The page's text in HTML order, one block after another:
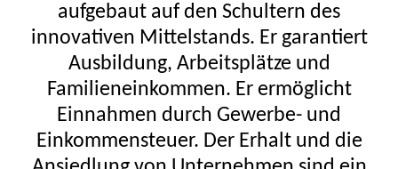
aufgebaut auf den Schultern des
innovativen Mittelstands. Er garantiert
Ausbildung, Arbeitsplätze und
Familieneinkommen. Er ermöglicht
Einnahmen durch Gewerbe- und
Einkommensteuer. Der Erhalt und die